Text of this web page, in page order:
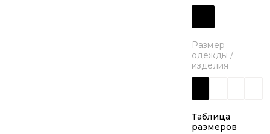
Размер
одежды /
изделия
Таблица
размеров